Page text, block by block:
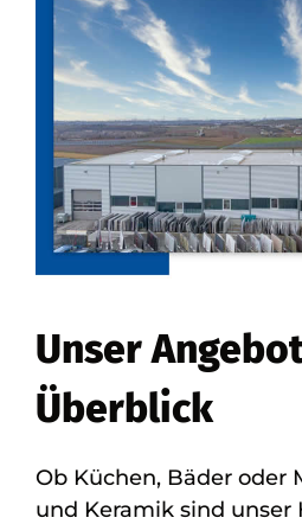
Unser
Überblick
Ob Küchen, Bäder oder
und Keramik sind unser